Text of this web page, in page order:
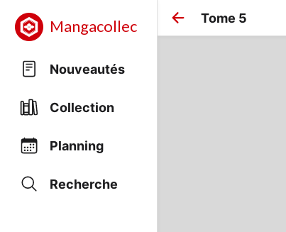
Mangacollec
Nouveautés
Collection
Planning
Recherche
Tome 5